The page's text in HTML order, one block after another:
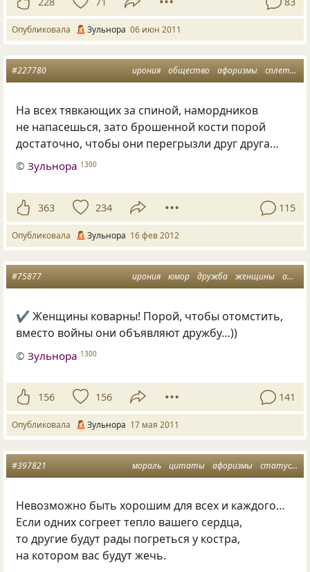
Опубликовала Зульнора 06 июн 2011
ирония общество афоризмы сплетни
#227780
На всех тявкающих за спиной, намордников
не напасешься, зато брошенной кости порой
достаточно, чтобы они перегрызли друг друга…
©Зульнора 1300
363 234 115
Опубликовала Зульнора 16 фев 2012
ирония юмор дружба женщины афоризмы
#75877
✔ Женщины коварны! Порой, чтобы отомстить,
вместо войны они объявляют дружбу…))
©Зульнора 1300
156 156 141
Опубликовала Зульнора 17 мая 2011
мораль цитаты афоризмы статусы
#397821
Невозможно быть хорошим для всех и каждого…
Если одних согреет тепло вашего сердца,
то другие будут рады погреться у костра,
на котором вас будут жечь.